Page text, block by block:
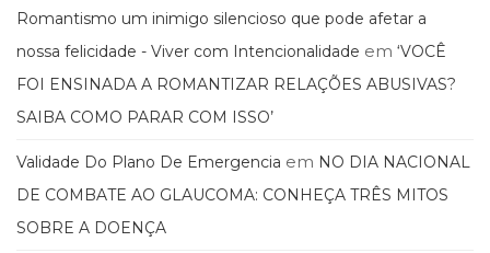
Psicologia,
(799)
Publicidade,
Propaganda
Marketing
Puericultura
(23)
Romantismo um inimigo silencioso que pode afetar a
nossa felicidade - Viver com Intencionalidade em ‘VOCÊ
FOI ENSINADA A ROMANTIZAR RELAÇÕES ABUSIVAS?
SAIBA COMO PARAR COM ISSO’
Validade Do Plano De Emergencia em NO DIA NACIONAL
DE COMBATE AO GLAUCOMA: CONHEÇA TRÊS MITOS
SOBRE A DOENÇA